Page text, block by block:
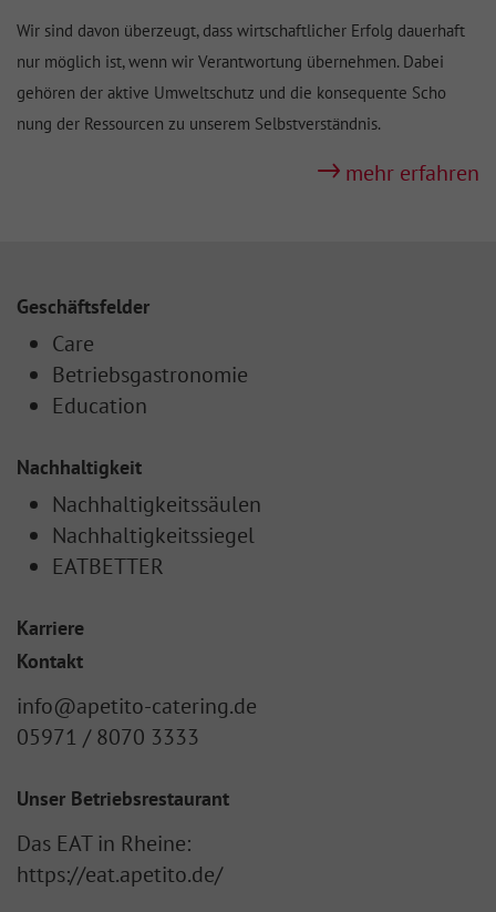
Wir sind davon überzeugt, dass wirtschaftlicher Erfolg dauerhaft
nur möglich ist, wenn wir Verantwortung übernehmen. Dabei
gehören der aktive Umweltschutz und die konsequente Scho
nung der Ressourcen zu unserem Selbstverständnis.
mehr erfahren
Geschäftsfelder
Care
Betriebsgastronomie
Education
Nachhaltigkeit
Nachhaltigkeitssäulen
Nachhaltigkeitssiegel
EATBETTER
Karriere
Kontakt
info@apetito-catering.de
05971 / 8070 3333
Unser Betriebsrestaurant
Das EAT in Rheine:
https://eat.apetito.de/